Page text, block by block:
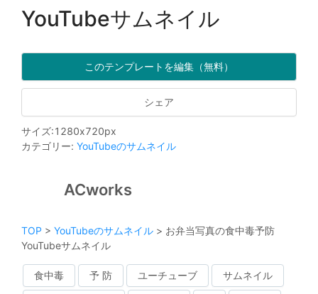
YouTubeサムネイル
このテンプレートを編集（無料）
シェア
サイズ:1280x720px
カテゴリー: YouTubeのサムネイル
ACworks
TOP > YouTubeのサムネイル > お弁当写真の食中毒予防
YouTubeサムネイル
食中毒 予 防 ユーチューブ サムネイル